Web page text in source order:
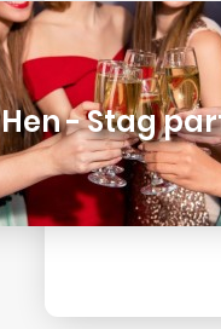
Hen - Stag